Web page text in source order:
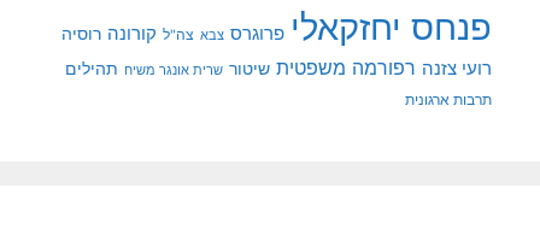
פנחס יחזקאלי פרוגרס צבא צה"ל קורונה רוסיה
רועי צזנה רפורמה משפטית שיטור שרית אונגר משיח תהילים
תרבות ארגונית